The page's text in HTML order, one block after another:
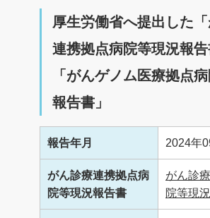
厚生労働省へ提出した
連携拠点病院等現況報告
「がんゲノム医療拠点
報告書」
報告年月 2024年
がん診療連携拠点病
院等現況報告書
がん診
院等現